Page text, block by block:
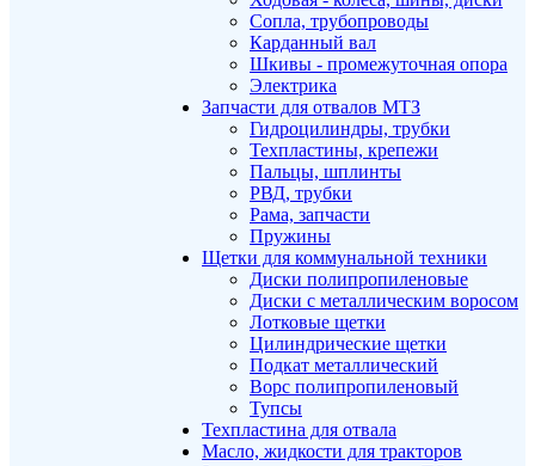
Сопла, трубопроводы
Карданный вал
Шкивы - промежуточная опора
Электрика
Запчасти для отвалов МТЗ
Гидроцилиндры, трубки
Техпластины, крепежи
Пальцы, шплинты
РВД, трубки
Рама, запчасти
Пружины
Щетки для коммунальной техники
Диски полипропиленовые
Диски с металлическим воросом
Лотковые щетки
Цилиндрические щетки
Подкат металлический
Ворс полипропиленовый
Тупсы
Техпластина для отвала
Масло, жидкости для тракторов